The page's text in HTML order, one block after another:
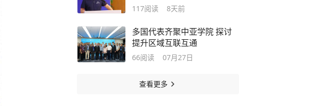
117阅读 8天前
多国代表齐聚中亚学院 探讨
提升区域互联互通
66阅读 07月27日
查看更多